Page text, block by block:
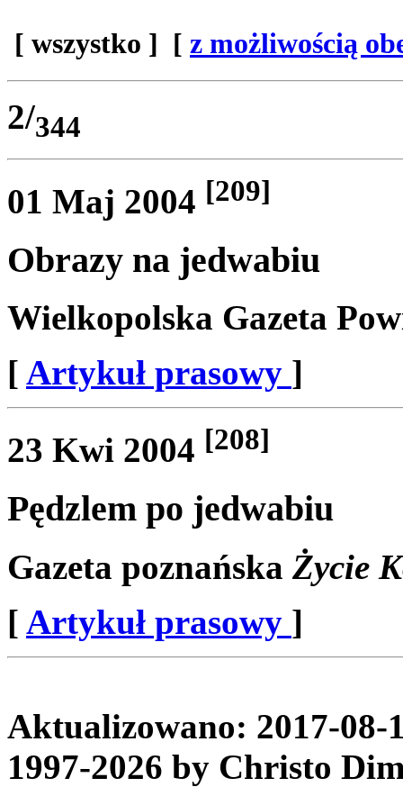
[ wszystko ] [ z możliwością
2/344
01 Maj 2004 [209]
Obrazy na jedwabiu
Wielkopolska Gazeta
[ Artykuł prasowy ]
23 Kwi 2004 [208]
Pędzlem po jedwabiu
Gazeta poznańska Życie
[ Artykuł prasowy ]
Aktualizowano: 2017-08-
1997-2026 by Christo